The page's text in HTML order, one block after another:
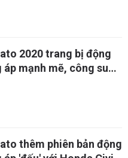
2020 trang bị động
áp mạnh mẽ, công suất
thêm phiên bản động